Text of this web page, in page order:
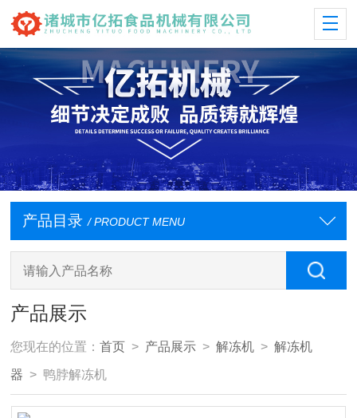
产品目录 / PRODUCT MENU
产品展示
您现在的位置：首页 > 产品展示 >解冻机 >解冻机
器 > 鸭脖解冻机